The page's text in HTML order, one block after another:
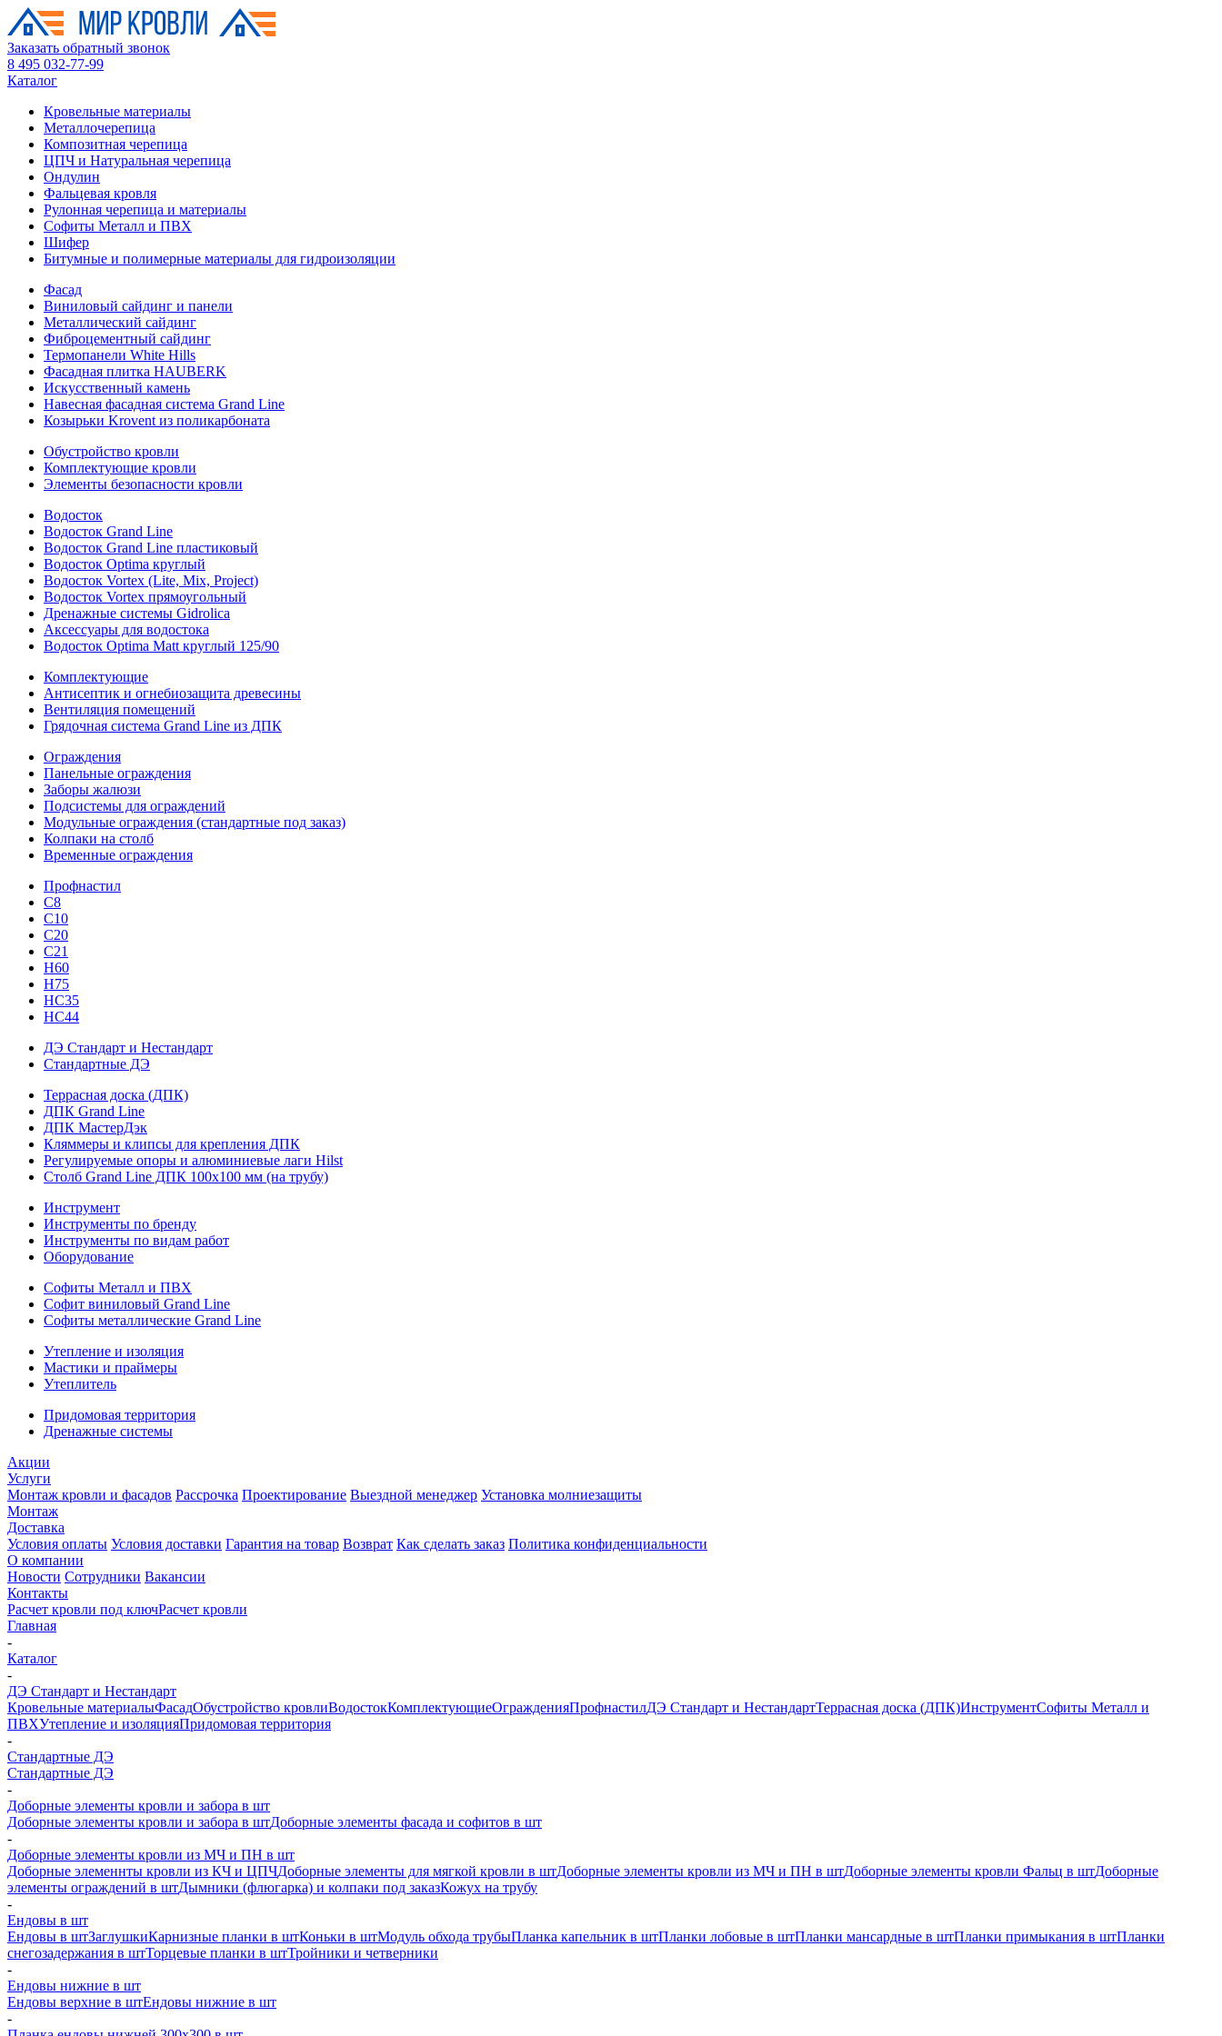
Заказать обратный звонок
8 495 032-77-99
Каталог
Кровельные материалы
Металлочерепица
Композитная черепица
ЦПЧ и Натуральная черепица
Ондулин
Фальцевая кровля
Рулонная черепица и материалы
Софиты Металл и ПВХ
Шифер
Битумные и полимерные материалы для гидроизоляции
Фасад
Виниловый сайдинг и панели
Металлический сайдинг
Фиброцементный сайдинг
Термопанели White Hills
Фасадная плитка HAUBERK
Искусственный камень
Навесная фасадная система Grand Line
Козырьки Krovent из поликарбоната
Обустройство кровли
Комплектующие кровли
Элементы безопасности кровли
Водосток
Водосток Grand Line
Водосток Grand Line пластиковый
Водосток Optima круглый
Водосток Vortex (Lite, Mix, Project)
Водосток Vortex прямоугольный
Дренажные системы Gidrolica
Аксессуары для водостока
Водосток Optima Matt круглый 125/90
Комплектующие
Антисептик и огнебиозащита древесины
Вентиляция помещений
Грядочная система Grand Line из ДПК
Ограждения
Панельные ограждения
Заборы жалюзи
Подсистемы для ограждений
Модульные ограждения (стандартные под заказ)
Колпаки на столб
Временные ограждения
Профнастил
С8
С10
С20
С21
H60
H75
HС35
НС44
ДЭ Стандарт и Нестандарт
Стандартные ДЭ
Террасная доска (ДПК)
ДПК Grand Line
ДПК МастерДэк
Кляммеры и клипсы для крепления ДПК
Регулируемые опоры и алюминиевые лаги Hilst
Столб Grand Line ДПК 100х100 мм (на трубу)
Инструмент
Инструменты по бренду
Инструменты по видам работ
Оборудование
Софиты Металл и ПВХ
Софит виниловый Grand Line
Софиты металлические Grand Line
Утепление и изоляция
Мастики и праймеры
Утеплитель
Придомовая территория
Дренажные системы
Акции
Услуги
Монтаж кровли и фасадов Рассрочка Проектирование Выездной менеджер Установка молниезащиты
Монтаж
Доставка
Условия оплаты Условия доставки Гарантия на товар Возврат Как сделать заказ Политика конфиденциальности
О компании
Новости Сотрудники Вакансии
Контакты
Расчет кровли под ключРасчет кровли
Главная
-
Каталог
-
ДЭ Стандарт и Нестандарт
Кровельные материалыФасадОбустройство кровлиВодостокКомплектующиеОгражденияПрофнастилДЭ Стандарт и НестандартТеррасная доска (ДПК)ИнструментСофиты Металл и
ПВХУтепление и изоляцияПридомовая территория
-
Стандартные ДЭ
Стандартные ДЭ
-
Доборные элементы кровли и забора в шт
Доборные элементы кровли и забора в штДоборные элементы фасада и софитов в шт
-
Доборные элементы кровли из МЧ и ПН в шт
Доборные элеменнты кровли из КЧ и ЦПЧДоборные элементы для мягкой кровли в штДоборные элементы кровли из МЧ и ПН в штДоборные элементы кровли Фальц в штДоборные
элементы ограждений в штДымники (флюгарка) и колпаки под заказКожух на трубу
-
Ендовы в шт
Ендовы в штЗаглушкиКарнизные планки в штКоньки в штМодуль обхода трубыПланка капельник в штПланки лобовые в штПланки мансардные в штПланки примыкания в штПланки
снегозадержания в штТорцевые планки в штТройники и четверники
-
Ендовы нижние в шт
Ендовы верхние в штЕндовы нижние в шт
-